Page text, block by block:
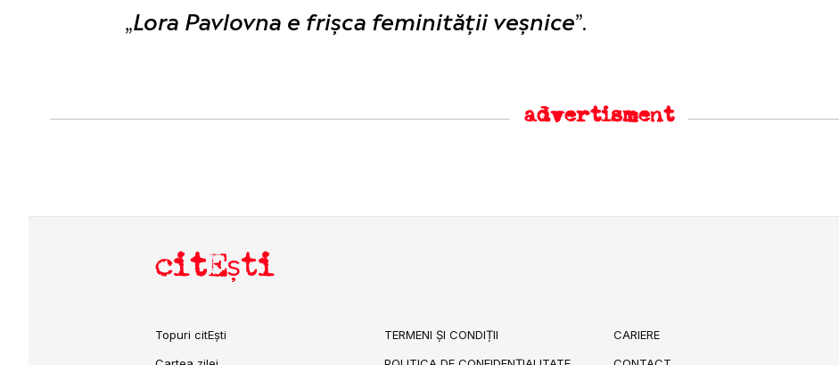
„Lora Pavlovna e frişca feminităţii veşnice”.
advertisment
citEști
Topuri citEști
TERMENI ȘI CONDIȚII
CARIERE